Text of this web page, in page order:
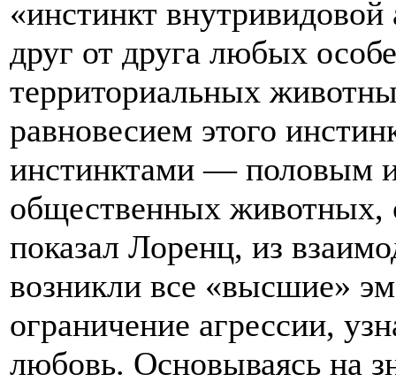
«инстинкт
друг от друга любых
территориальных
равновесием этого
инстинктами — половым
общественных животных,
показал Лоренц, из
возникли все «высшие»
ограничение агрессии,
любовь. Основываясь на